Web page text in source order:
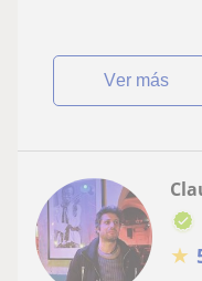
ver más
★